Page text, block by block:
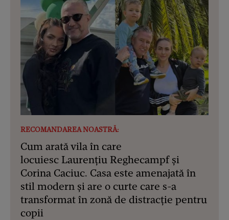
RECOMANDAREA NOASTRĂ:
Cum arată vila în care
locuiesc Laurențiu Reghecampf și
Corina Caciuc. Casa este amenajată în
stil modern și are o curte care s-a
transformat în zonă de distracție pentru
copii